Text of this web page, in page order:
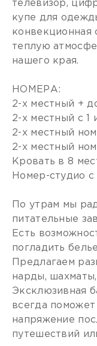
телевизор,
купе для
конвекционная
теплую
нашего края.
НОМЕРА:
2-х местный +
2-х местный с 1
2-х местный
2-х местный
Кровать в 8
Номер-студио с
По утрам мы
питательные
Есть
погладить
Предлагаем
нарды,
Эксклюзивная
всегда поможет
напряжение
путешествий